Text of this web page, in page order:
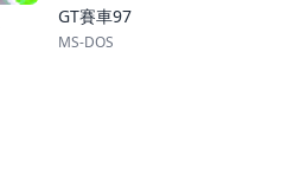
GT賽車97
MS-DOS